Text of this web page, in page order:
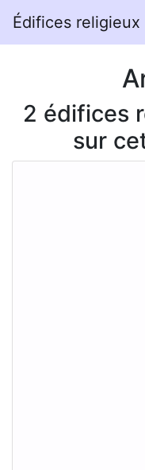
Édifices religieux
2 édifices
sur